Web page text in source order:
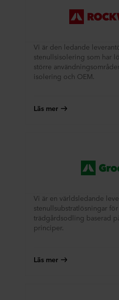
Vi är den ledande
stenullsisolering som har
större
isolering och OEM.
Läs mer
Vi är en världsledande
stenullsubstratlösningar
trädgårdsodling baserad
principer.
Läs mer